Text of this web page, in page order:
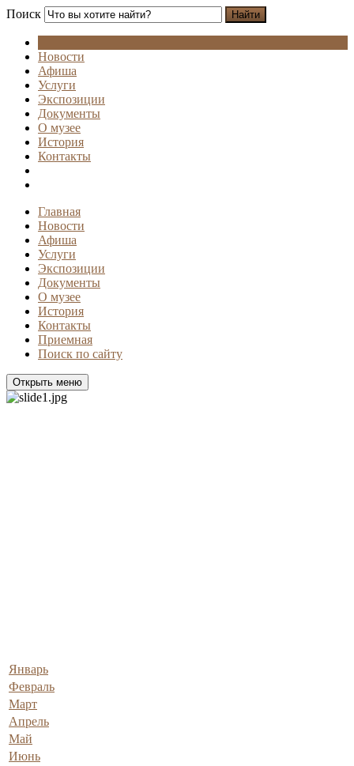
Поиск Найти
Новости
Афиша
Услуги
Экспозиции
Документы
О музее
История
Контакты
Главная
Новости
Афиша
Услуги
Экспозиции
Документы
О музее
История
Контакты
Приемная
Поиск по сайту
Открыть меню
Январь
Февраль
Март
Апрель
Май
Июнь